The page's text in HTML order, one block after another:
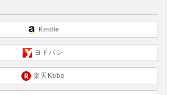
Kindle
ヨドバシ
楽天Kobo